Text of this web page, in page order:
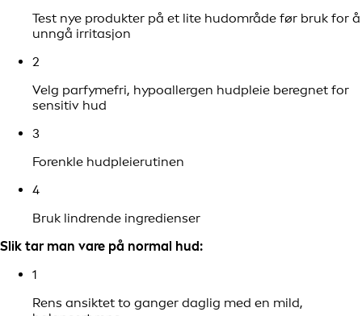
Test nye produkter på et lite hudområde før bruk for å
unngå irritasjon
2
Velg parfymefri, hypoallergen hudpleie beregnet for
sensitiv hud
3
Forenkle hudpleierutinen
4
Bruk lindrende ingredienser
Slik tar man vare på normal hud:
1
Rens ansiktet to ganger daglig med en mild,